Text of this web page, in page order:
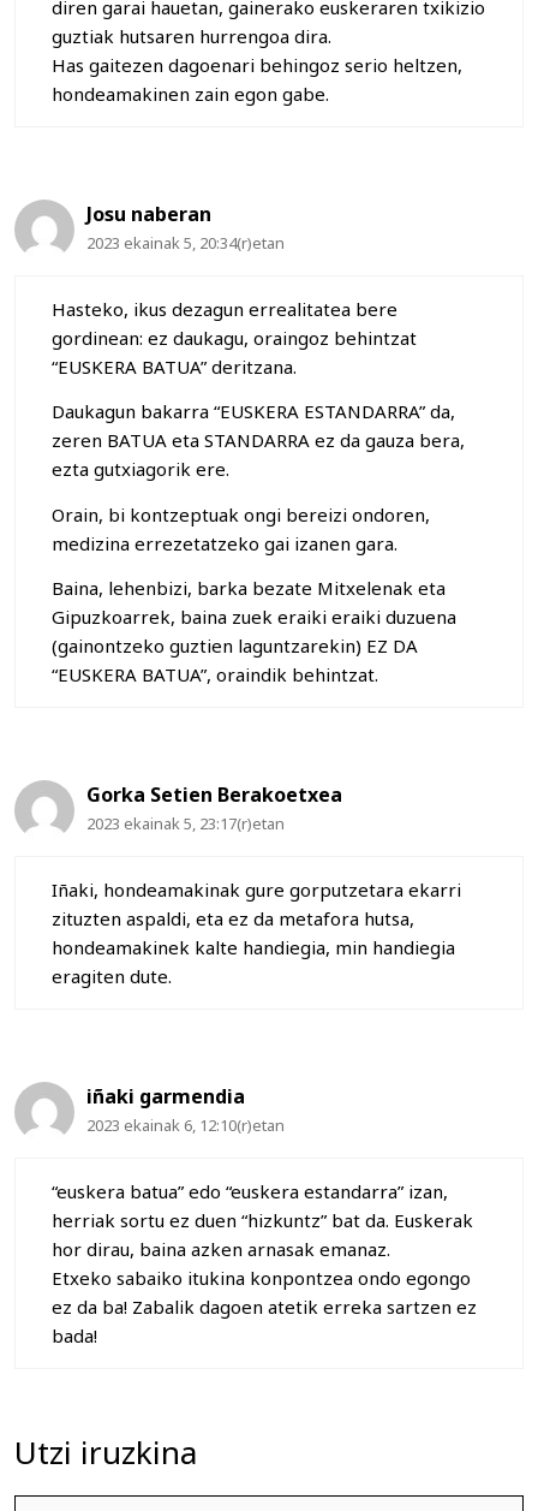
diren garai hauetan, gainerako euskeraren txikizio
guztiak hutsaren hurrengoa dira.
Has gaitezen dagoenari behingoz serio heltzen,
hondeamakinen zain egon gabe.
Josu naberan
2023 ekainak 5, 20:34(r)etan
Hasteko, ikus dezagun errealitatea bere
gordinean: ez daukagu, oraingoz behintzat
“EUSKERA BATUA” deritzana.
Daukagun bakarra “EUSKERA ESTANDARRA” da,
zeren BATUA eta STANDARRA ez da gauza bera,
ezta gutxiagorik ere.
Orain, bi kontzeptuak ongi bereizi ondoren,
medizina errezetatzeko gai izanen gara.
Baina, lehenbizi, barka bezate Mitxelenak eta
Gipuzkoarrek, baina zuek eraiki eraiki duzuena
(gainontzeko guztien laguntzarekin) EZ DA
“EUSKERA BATUA”, oraindik behintzat.
Gorka Setien Berakoetxea
2023 ekainak 5, 23:17(r)etan
Iñaki, hondeamakinak gure gorputzetara ekarri
zituzten aspaldi, eta ez da metafora hutsa,
hondeamakinek kalte handiegia, min handiegia
eragiten dute.
iñaki garmendia
2023 ekainak 6, 12:10(r)etan
“euskera batua” edo “euskera estandarra” izan,
herriak sortu ez duen “hizkuntz” bat da. Euskerak
hor dirau, baina azken arnasak emanaz.
Etxeko sabaiko itukina konpontzea ondo egongo
ez da ba! Zabalik dagoen atetik erreka sartzen ez
bada!
Utzi iruzkina